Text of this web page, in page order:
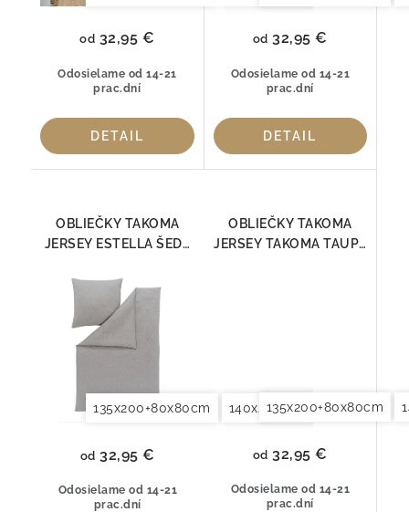
Odosielame od 14-21
prac.dní
od 32,95 €
DETAIL
Odosielame od 14-21
prac.dní
od 32,95 €
DETAIL
OBLIEČKY TAKOMA
JERSEY ESTELLA ŠEDÁ
135x200+80x80cm 140x200+70x90cm
Odosielame od 14-21
prac.dní
od 32,95 €
OBLIEČKY TAKOMA
JERSEY TAKOMA TAUPE
135x200+80x80cm
Odosielame od 14-21
prac.dní
od 32,95 €